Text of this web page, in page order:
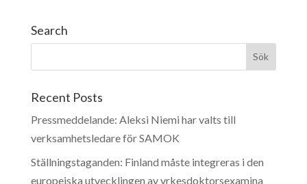
Search
Recent Posts
Pressmeddelande: Aleksi Niemi har valts till
verksamhetsledare för SAMOK
Ställningstaganden: Finland måste integreras i den
europeiska utvecklingen av yrkesdoktorsexamina